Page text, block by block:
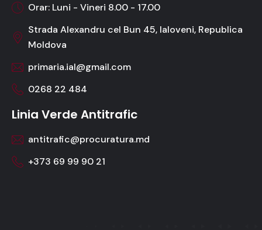
Orar: Luni - Vineri 8.00 - 17.00
Strada Alexandru cel Bun 45, Ialoveni, Republica
Moldova
primaria.ial@gmail.com
0268 22 484
Linia Verde Antitrafic
antitrafic@procuratura.md
+373 69 99 90 21